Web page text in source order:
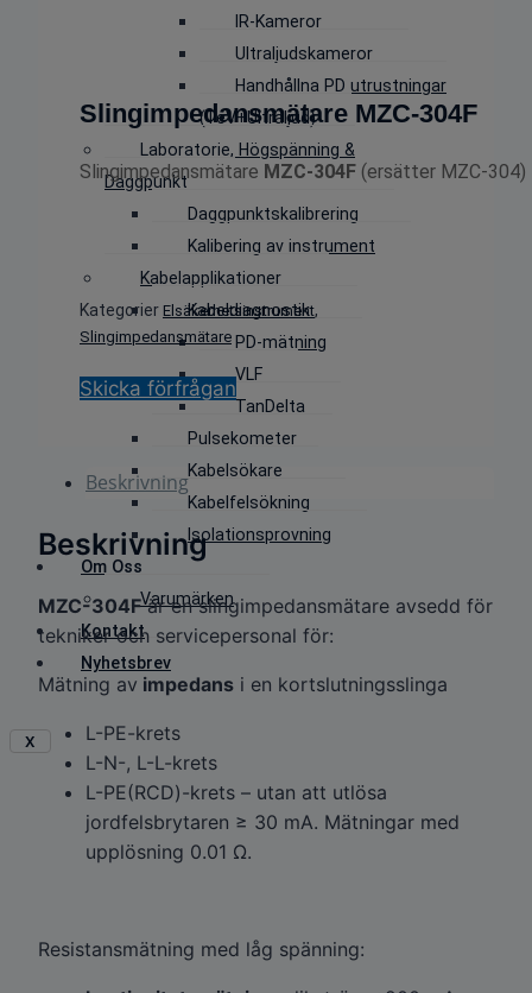
IR-Kameror
Ultraljudskameror
Handhållna PD utrustningar
(TeV+Ultraljud)
Laboratorie, Högspänning &
Daggpunkt
Daggpunktskalibrering
Kalibering av instrument
Kabelapplikationer
Kabeldiagnostik
PD-mätning
VLF
TanDelta
Pulsekometer
Kabelsökare
Kabelfelsökning
Isolationsprovning
Om Oss
Varumärken
Kontakt
Nyhetsbrev
X
Slingimpedansmätare MZC-304F
Slingimpedansmätare MZC-304F (ersätter MZC-304)
Kategorier Elsäkerhetsinstrument,
Slingimpedansmätare
Skicka förfrågan
Beskrivning
Beskrivning
MZC-304Fär en slingimpedansmätare avsedd för
tekniker och servicepersonal för:
Mätning av impedans i en kortslutningsslinga
L-PE-krets
L-N-, L-L-krets
L-PE(RCD)-krets – utan att utlösa
jordfelsbrytaren ≥ 30 mA. Mätningar med
upplösning 0.01 Ω.
Resistansmätning med låg spänning: